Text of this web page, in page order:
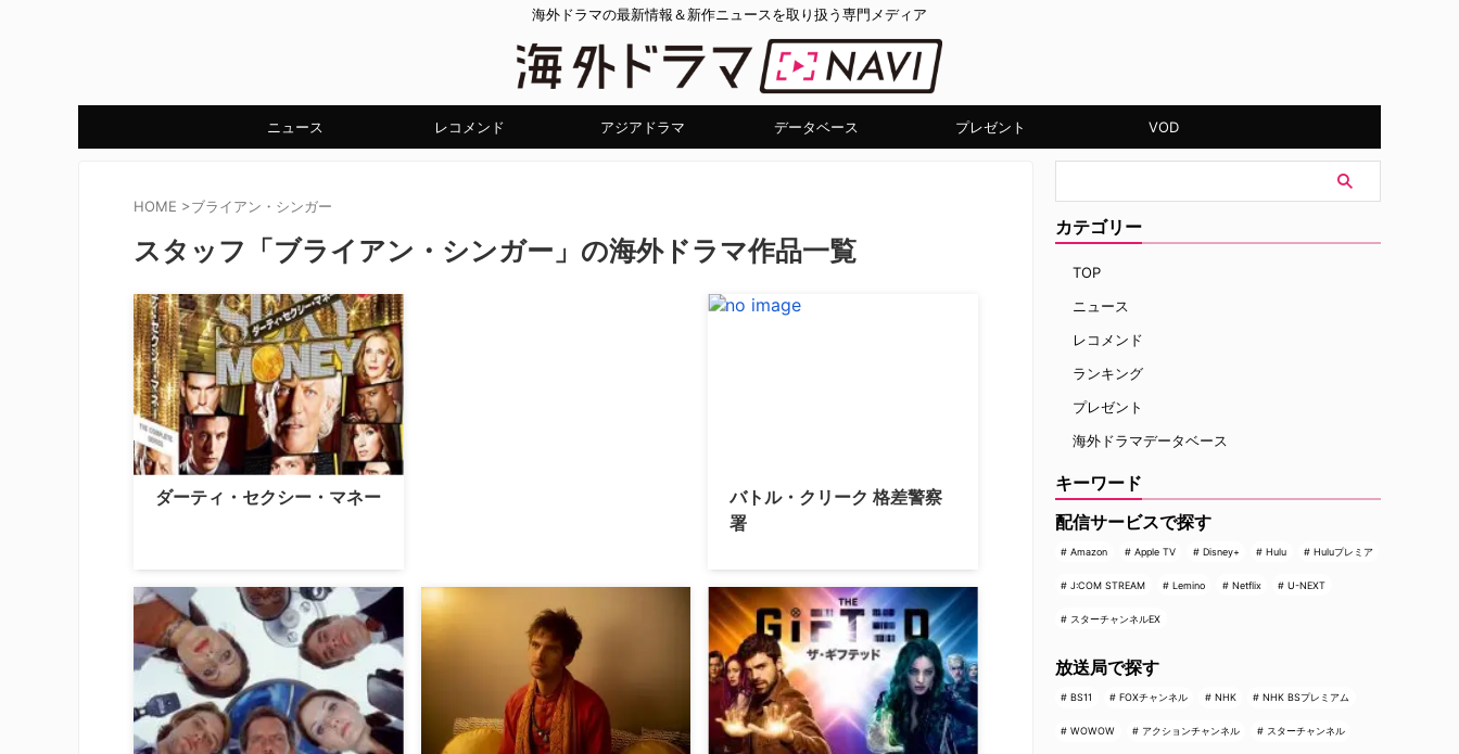
海外ドラマの最新情報＆新作ニュースを取り扱う専門メディア
ニュース レコメンド アジアドラマ データベース プレゼント VOD
HOME >ブライアン・シンガー
スタッフ「ブライアン・シンガー」の海外ドラマ作品一覧
ダーティ・セクシー・マネー
バトル・クリーク 格差警察
署
カテゴリー
TOP
ニュース
レコメンド
ランキング
プレゼント
海外ドラマデータベース
キーワード
配信サービスで探す
Amazon Apple TV Disney+ Hulu Huluプレミア
J:COM STREAM Lemino Netflix U-NEXT
スターチャンネルEX
放送局で探す
BS11 FOXチャンネル NHK NHK BSプレミアム
WOWOW アクションチャンネル スターチャンネル